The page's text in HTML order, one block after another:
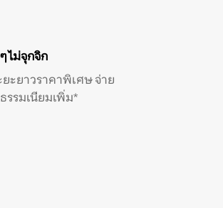
ไม่จุกจิก
ะยาวราคาพิเศษ จ่าย
รรมเนียมเพิ่ม*